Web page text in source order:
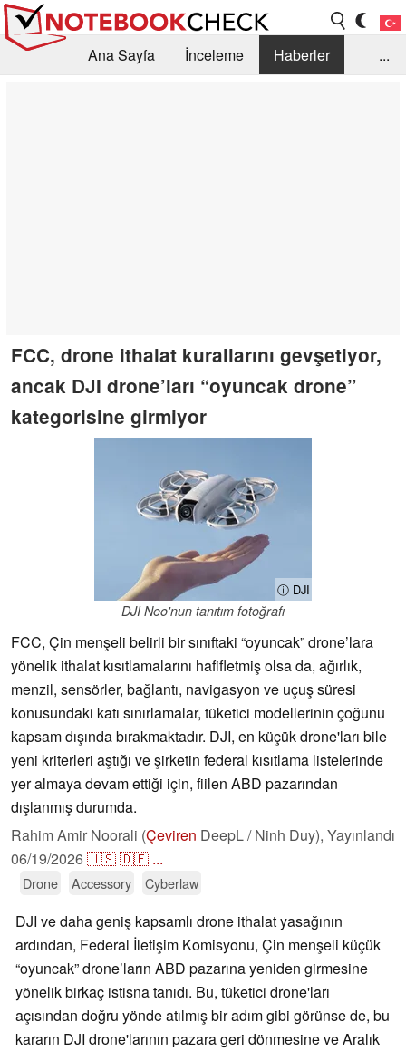
Ana Sayfa İnceleme
Haberler
...
FCC, drone ithalat kurallarını gevşetiyor,
ancak DJI drone’ları “oyuncak drone”
kategorisine girmiyor
ⓘ DJI
DJI Neo'nun tanıtım fotoğrafı
FCC, Çin menşeli belirli bir sınıftaki “oyuncak” drone’lara
yönelik ithalat kısıtlamalarını hafifletmiş olsa da, ağırlık,
menzil, sensörler, bağlantı, navigasyon ve uçuş süresi
konusundaki katı sınırlamalar, tüketici modellerinin çoğunu
kapsam dışında bırakmaktadır. DJI, en küçük drone'ları bile
yeni kriterleri aştığı ve şirketin federal kısıtlama listelerinde
yer almaya devam ettiği için, fiilen ABD pazarından
dışlanmış durumda.
Rahim Amir Noorali (Çeviren DeepL / Ninh Duy), Yayınlandı
06/19/2026🇺🇸🇩🇪 ...
Drone Accessory Cyberlaw
DJI ve daha geniş kapsamlı drone ithalat yasağının
ardından, Federal İletişim Komisyonu, Çin menşeli küçük
“oyuncak” drone’ların ABD pazarına yeniden girmesine
yönelik birkaç istisna tanıdı. Bu, tüketici drone'ları
açısından doğru yönde atılmış bir adım gibi görünse de, bu
kararın DJI drone'larının pazara geri dönmesine ve Aralık